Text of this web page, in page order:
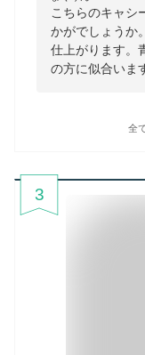
こちらのキャシ
かがでしょうか
仕上がります。
の方に似合いま
全
3